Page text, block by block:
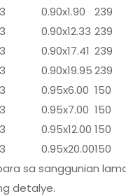
0.90x1.90
239
0.90x12.33 239
0.90x17.41 239
0.90x19.95239
0.95x6.00 150
0.95x7.00 150
0.95x12.00 150
0.95x20.00150
sa sanggunian
detalye.